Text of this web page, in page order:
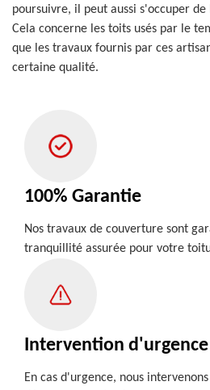
poursuivre, il peut aussi s'occuper
Cela concerne les toits usés par le
que les travaux fournis par ces
certaine qualité.
100% Garantie
Nos travaux de couverture sont
tranquillité assurée pour votre
Intervention
En cas d'urgence, nous